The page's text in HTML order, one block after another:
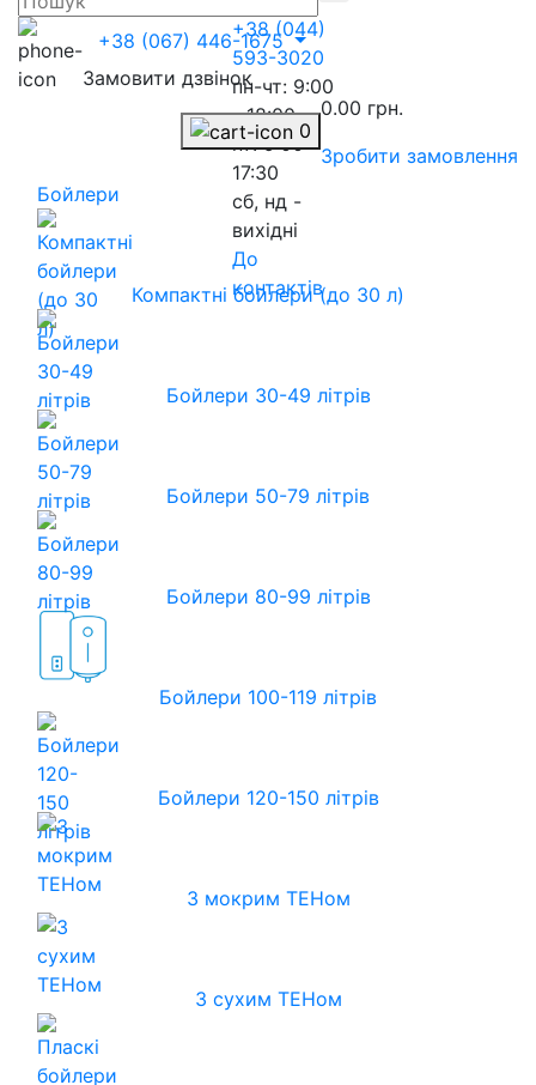
+38 (044)
593-3020
пн-чт: 9:00
- 18:00
пт: 9:00 -
17:30
сб, нд -
вихідні
До
контактів
+38 (067) 446-1675
Замовити дзвінок
0
0.00 грн.
Зробити замовлення
Бойлери
Компактні бойлери (до 30 л)
Бойлери 30-49 літрів
Бойлери 50-79 літрів
Бойлери 80-99 літрів
Бойлери 100-119 літрів
Бойлери 120-150 літрів
З мокрим ТЕНом
З сухим ТЕНом